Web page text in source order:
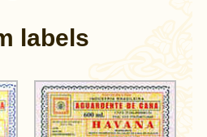
labels